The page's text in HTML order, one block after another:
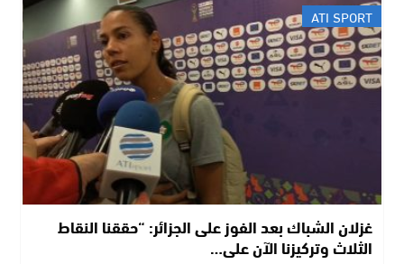
ATI SPORT
غزلان الشباك بعد الفوز على الجزائر: “حققنا النقاط
الثلاث وتركيزنا الآن على…